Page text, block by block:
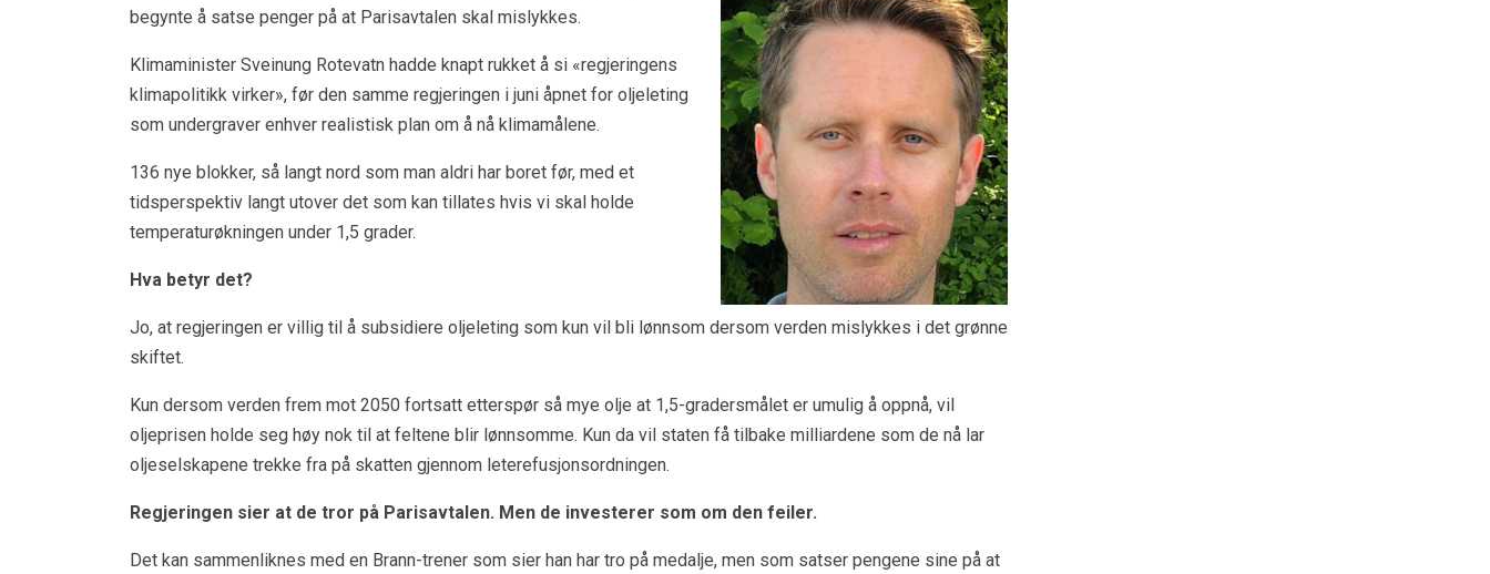
begynte å satse penger på at Parisavtalen skal mislykkes.
Klimaminister Sveinung Rotevatn hadde knapt rukket å si «regjeringens
klimapolitikk virker», før den samme regjeringen i juni åpnet for oljeleting
som undergraver enhver realistisk plan om å nå klimamålene.
136 nye blokker, så langt nord som man aldri har boret før, med et
tidsperspektiv langt utover det som kan tillates hvis vi skal holde
temperaturøkningen under 1,5 grader.
Hva betyr det?
Jo, at regjeringen er villig til å subsidiere oljeleting som kun vil bli lønnsom dersom verden mislykkes i det grønne
skiftet.
Kun dersom verden frem mot 2050 fortsatt etterspør så mye olje at 1,5-gradersmålet er umulig å oppnå, vil
oljeprisen holde seg høy nok til at feltene blir lønnsomme. Kun da vil staten få tilbake milliardene som de nå lar
oljeselskapene trekke fra på skatten gjennom leterefusjonsordningen.
Regjeringen sier at de tror på Parisavtalen. Men de investerer som om den feiler.
Det kan sammenliknes med en Brann-trener som sier han har tro på medalje, men som satser pengene sine på at